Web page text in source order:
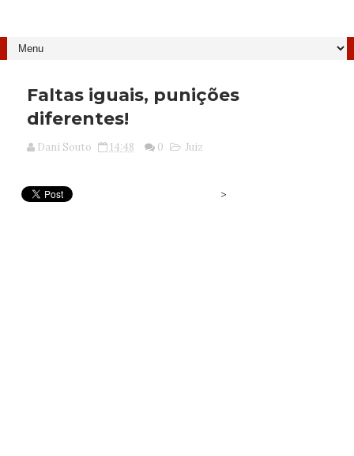
Faltas iguais, punições
diferentes!
Dani Souto 14:48 0 Juiz
>